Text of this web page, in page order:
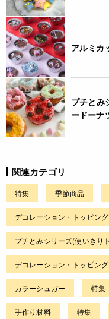
アルミカ
プチとみ
ードーナ
関連カテゴリ
特集 季節商品
デコレーション・トッピング
プチとみシリーズ(使いきり
デコレーション・トッピング
カラーシュガー 特集
手作り材料 特集